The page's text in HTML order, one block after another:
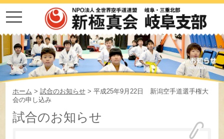
toggle
navigation
ホーム > 試合のお知らせ> 平成25年9月22日 新潟空手道選手権大
会の申し込み
試合のお知らせ